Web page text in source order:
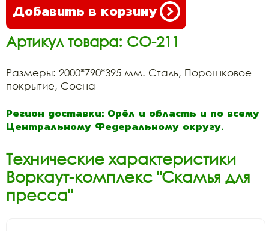
Добавить в корзину
Артикул товара: СО-211
Размеры: 2000*790*395 мм. Сталь, Порошковое
покрытие, Сосна
Регион доставки: Орёл и область и по всему
Центральному Федеральному округу.
Технические характеристики
Воркаут-комплекс "Скамья для
пресса"